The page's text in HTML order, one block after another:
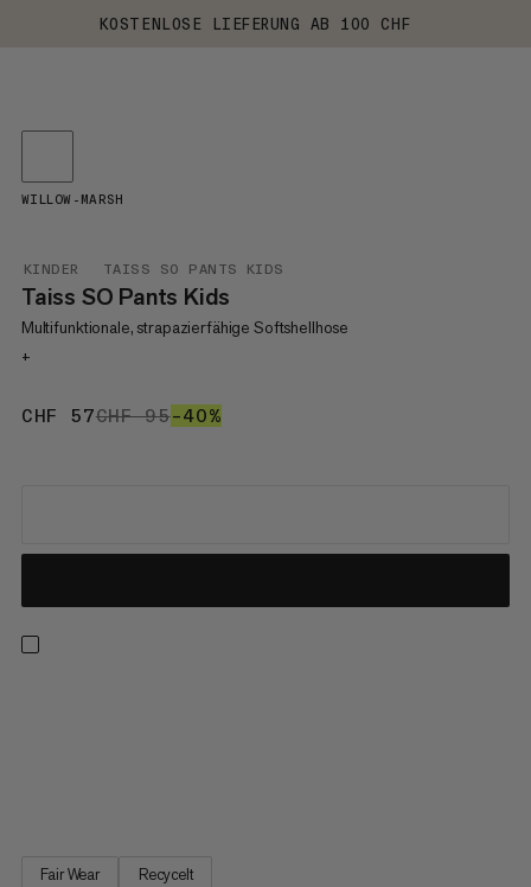
KOSTENLOSE LIEFERUNG AB 100 CHF
KINDER TAISS SO PANTS KIDS
Taiss SO Pants Kids
Multifunktionale, strapazierfähige Softshellhose
+
CHF 57CHF 57
CHF 95CHF 95
–40%
WILLOW-MARSH
Fair Wear Recycelt